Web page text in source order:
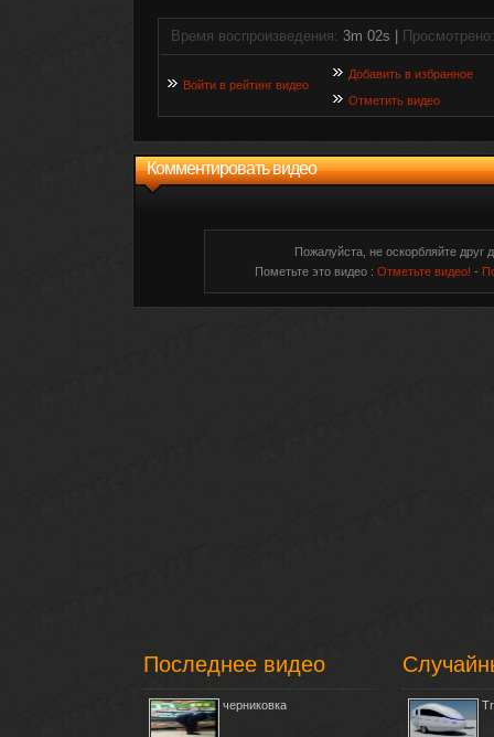
Время воспроизведения: 3m 02s | Просмотрено:
Войти в рейтинг видео
Добавить в избранное
Отметить видео
Комментировать видео
Пожалуйста, не оскорбляйте друг
Пометьте это видео : Отметьте видео! -
Последнее видео
черниковка